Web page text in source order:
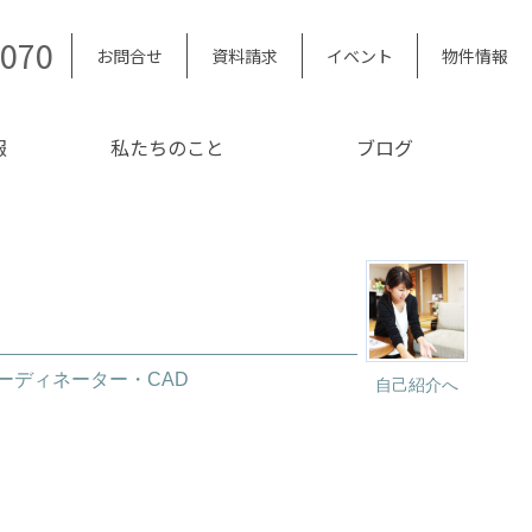
お問合せ 資料請求 イベント 物件情報
私たちのこと ブログ
自己紹介へ
ディネーター・CAD